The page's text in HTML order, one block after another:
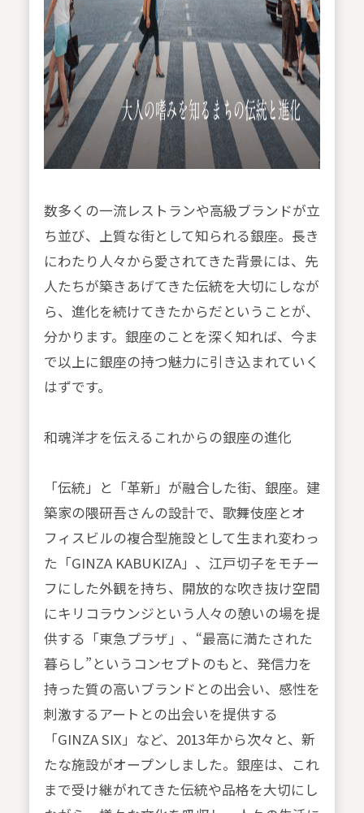
数多くの一流レストランや高級ブランドが立
ち並び、上質な街として知られる銀座。長き
にわたり人々から愛されてきた背景には、先
人たちが築きあげてきた伝統を大切にしなが
ら、進化を続けてきたからだということが、
分かります。銀座のことを深く知れば、今ま
で以上に銀座の持つ魅力に引き込まれていく
はずです。
和魂洋才を伝えるこれからの銀座の進化
「伝統」と「革新」が融合した街、銀座。建
築家の隈研吾さんの設計で、歌舞伎座とオ
フィスビルの複合型施設として生まれ変わっ
た「GINZA KABUKIZA」、江戸切子をモチー
フにした外観を持ち、開放的な吹き抜け空間
にキリコラウンジという人々の憩いの場を提
供する「東急プラザ」、“最高に満たされた
暮らし”というコンセプトのもと、発信力を
持った質の高いブランドとの出会い、感性を
刺激するアートとの出会いを提供する
「GINZA SIX」など、2013年から次々と、新
たな施設がオープンしました。銀座は、これ
まで受け継がれてきた伝統や品格を大切にし